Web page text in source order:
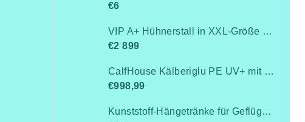
€6
VIP A+ Hühnerstall in XXL-Größe für 15-20 Hühner-Isoliert(mit Heizung!+Kühlung!, Isolierung und Led-Beleuchtung) - Komplett montiert - Kostenlose Lieferung
€2 899
CalfHouse Kälberiglu PE UV+ mit schwerem Gitterzaun
€998,99
Kunststoff-Hängetränke für Geflügel, Anschluss an Rohrleitung / Niederdruck bis 0,5 bar